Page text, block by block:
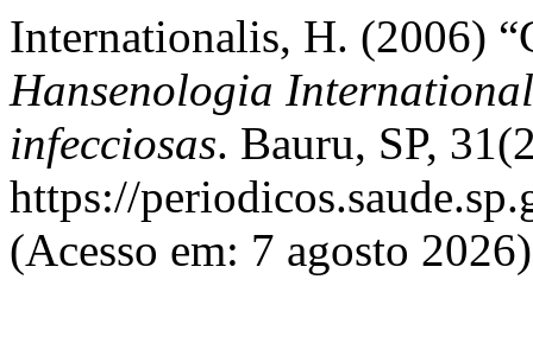
Internationalis, H. (2006)
Hansenologia
infecciosas. Bauru, SP,
https://
(Acesso em: 7 agosto